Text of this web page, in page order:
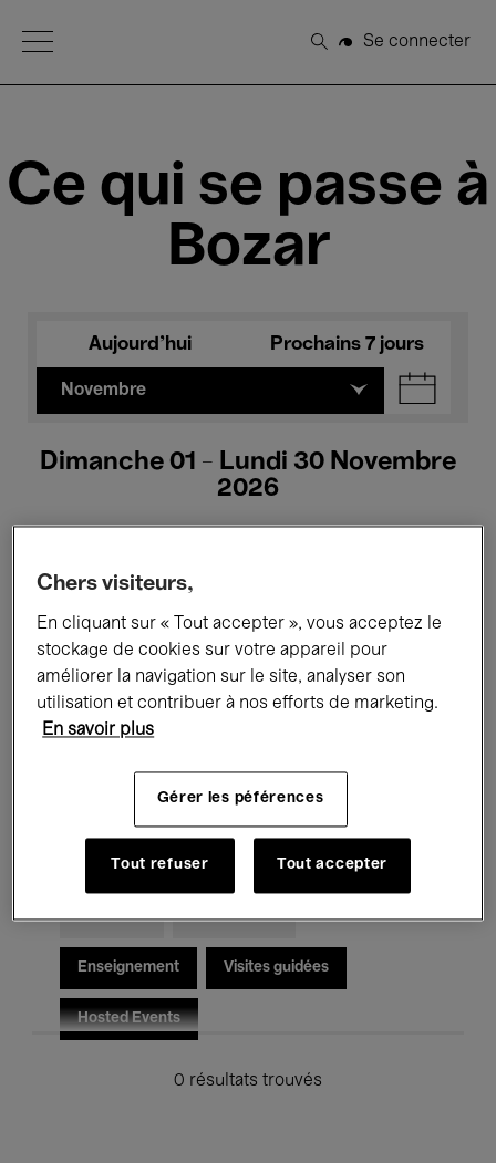
Open Menu
Rechercher
Se connecter
Ce qui se passe à
Bozar
Aujourd'hui Prochains 7 jours
Novembre
Dimanche 01 - Lundi 30 Novembre
2026
Tous les événements Concerts
Expositions Films Performances
Rencontres & Débats
Musique classique Global Music
Musique électronique
Pour tous Kids’ Palace
Enseignement Visites guidées
Hosted Events
0 résultats trouvés
Chers visiteurs,
En cliquant sur « Tout accepter », vous acceptez le
stockage de cookies sur votre appareil pour
améliorer la navigation sur le site, analyser son
utilisation et contribuer à nos efforts de marketing.
En savoir plus
Gérer les péférences
Tout refuser Tout accepter